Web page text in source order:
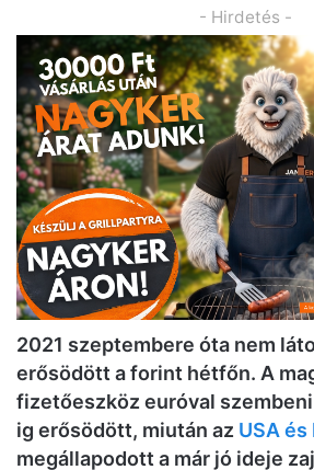
- Hirdetés -
2021 szeptembere óta nem
erősödött a forint hétfőn. A
fizetőeszköz euróval
ig erősödött, miután az USA és
megállapodott a már jó ideje